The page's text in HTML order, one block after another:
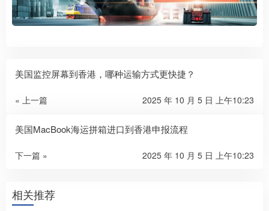
美国监控屏幕到香港，哪种运输方式更快捷？
« 上一篇 2025 年 10 月 5 日 上午10:23
美国MacBook海运拼箱进口到香港申报流程
下一篇 » 2025 年 10 月 5 日 上午10:23
相关推荐